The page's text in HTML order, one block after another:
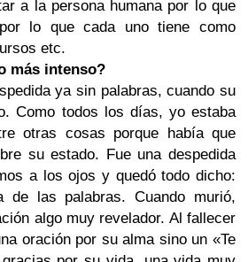
a la persona humana por lo que
lo que cada uno tiene como
etc.
más intenso?
ya sin palabras, cuando su
Como todos los días, yo estaba
otras cosas porque había que
su estado. Fue una despedida
a los ojos y quedó todo dicho:
las palabras. Cuando murió,
algo muy revelador. Al fallecer
oración por su alma sino un «Te